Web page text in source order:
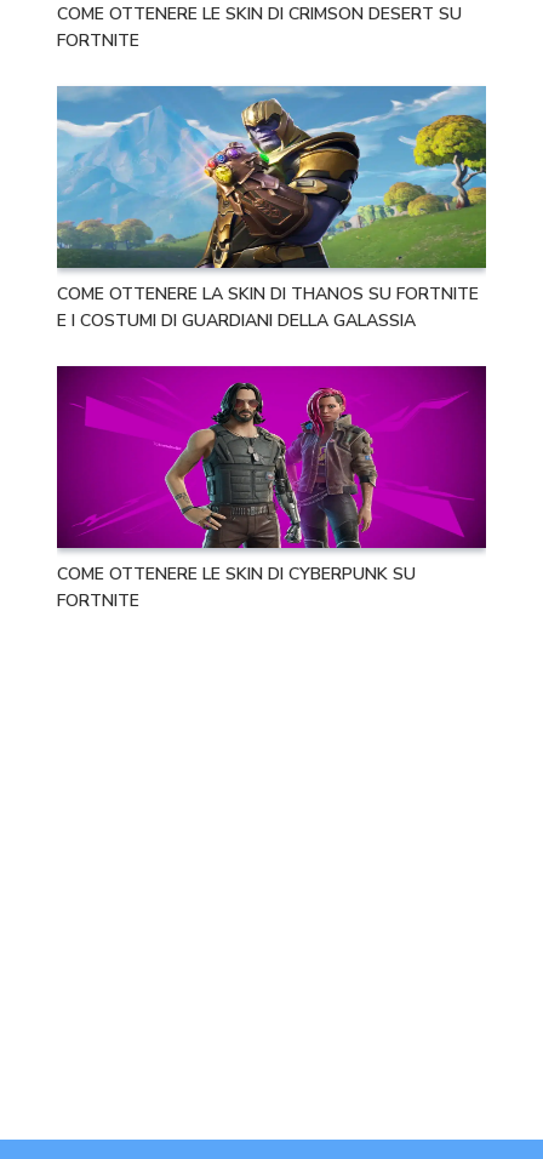
COME OTTENERE LE SKIN DI CRIMSON DESERT SU
FORTNITE
COME OTTENERE LA SKIN DI THANOS SU FORTNITE
E I COSTUMI DI GUARDIANI DELLA GALASSIA
COME OTTENERE LE SKIN DI CYBERPUNK SU
FORTNITE